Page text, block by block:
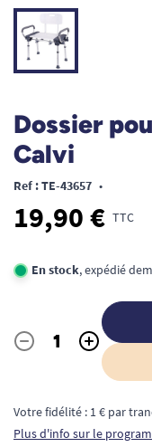
Dossier
Calvi
Ref : TE-43657 •
19,90 € TTC
En stock, expédié
Quantité
- +
Votre fidélité : 1 € par
Plus d'info sur le